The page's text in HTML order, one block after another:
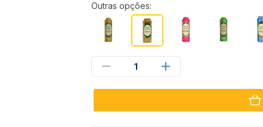
Outras opções:
1